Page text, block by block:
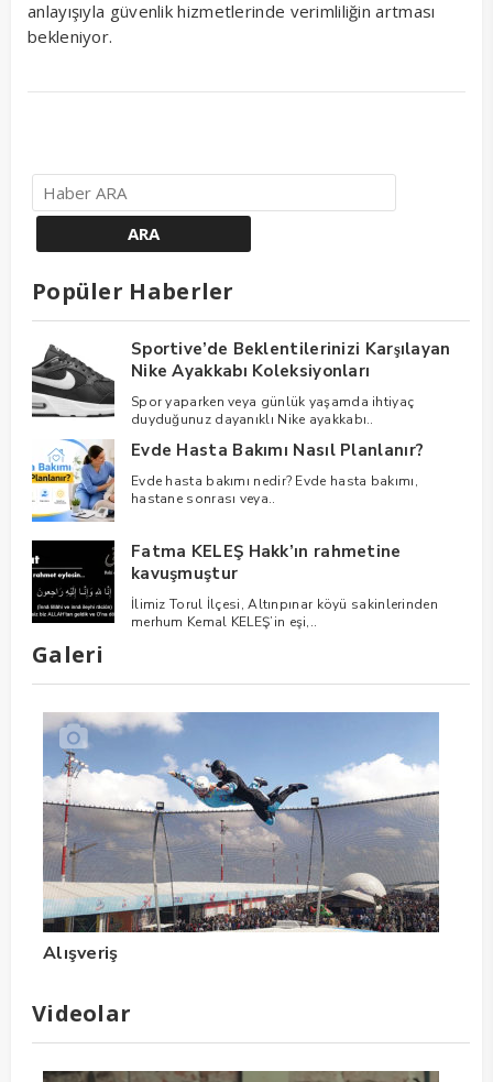
anlayışıyla güvenlik hizmetlerinde verimliliğin artması
bekleniyor.
Popüler Haberler
Sportive’de Beklentilerinizi Karşılayan
Nike Ayakkabı Koleksiyonları
Spor yaparken veya günlük yaşamda ihtiyaç
duyduğunuz dayanıklı Nike ayakkabı..
Evde Hasta Bakımı Nasıl Planlanır?
Evde hasta bakımı nedir? Evde hasta bakımı,
hastane sonrası veya..
Fatma KELEŞ Hakk’ın rahmetine
kavuşmuştur
İlimiz Torul İlçesi, Altınpınar köyü sakinlerinden
merhum Kemal KELEŞ’in eşi,..
Galeri
Alışveriş
Videolar